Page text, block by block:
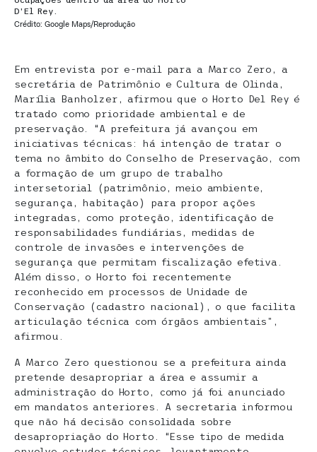
D’El Rey.
Crédito: Google Maps/Reprodução
Em entrevista por e-mail para a Marco Zero, a
secretária de Patrimônio e Cultura de Olinda,
Marília Banholzer, afirmou que o Horto Del Rey é
tratado como prioridade ambiental e de
preservação. “A prefeitura já avançou em
iniciativas técnicas: há intenção de tratar o
tema no âmbito do Conselho de Preservação, com
a formação de um grupo de trabalho
intersetorial (patrimônio, meio ambiente,
segurança, habitação) para propor ações
integradas, como proteção, identificação de
responsabilidades fundiárias, medidas de
controle de invasões e intervenções de
segurança que permitam fiscalização efetiva.
Além disso, o Horto foi recentemente
reconhecido em processos de Unidade de
Conservação (cadastro nacional), o que facilita
articulação técnica com órgãos ambientais”,
afirmou.
A Marco Zero questionou se a prefeitura ainda
pretende desapropriar a área e assumir a
administração do Horto, como já foi anunciado
em mandatos anteriores. A secretaria informou
que não há decisão consolidada sobre
desapropriação do Horto. “Esse tipo de medida